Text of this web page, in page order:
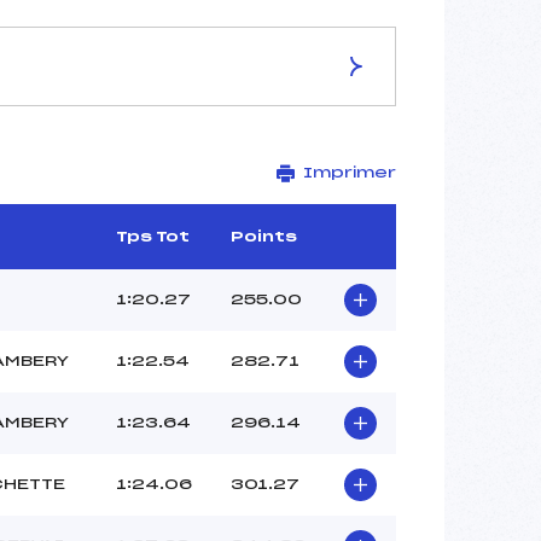
LA CACHETTE
1880
2444/04/09
24
14H00
WALL KILIAN (SA)
Imprimer
Tps Tot Points
1:20.27 255.00
1:22.54 282.71
1:23.64 296.14
1:24.06 301.27